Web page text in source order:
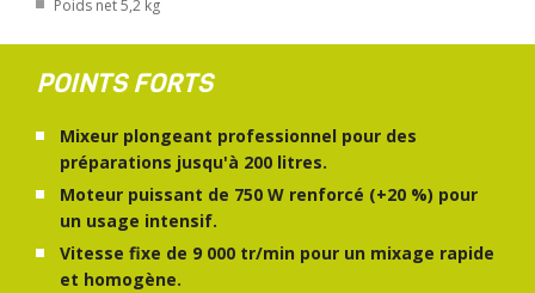
Poids net 5,2 kg
POINTS FORTS
Mixeur plongeant professionnel pour des
préparations jusqu'à 200 litres.
Moteur puissant de 750 W renforcé (+20 %) pour
un usage intensif.
Vitesse fixe de 9 000 tr/min pour un mixage rapide
et homogène.